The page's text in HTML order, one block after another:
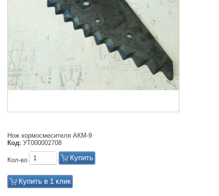
Нож кормосмесителя АКМ-9
Код: УТ000002708
Кол-во Купить
Купить в 1 клик